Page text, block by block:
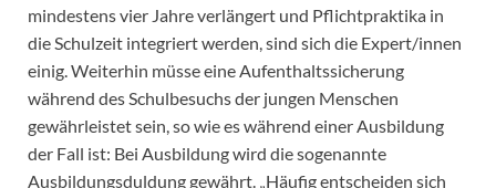
mindestens vier Jahre verlängert und Pflichtpraktika in
die Schulzeit integriert werden, sind sich die Expert/innen
einig. Weiterhin müsse eine Aufenthaltssicherung
während des Schulbesuchs der jungen Menschen
gewährleistet sein, so wie es während einer Ausbildung
der Fall ist: Bei Ausbildung wird die sogenannte
Ausbildungsduldung gewährt. „Häufig entscheiden sich